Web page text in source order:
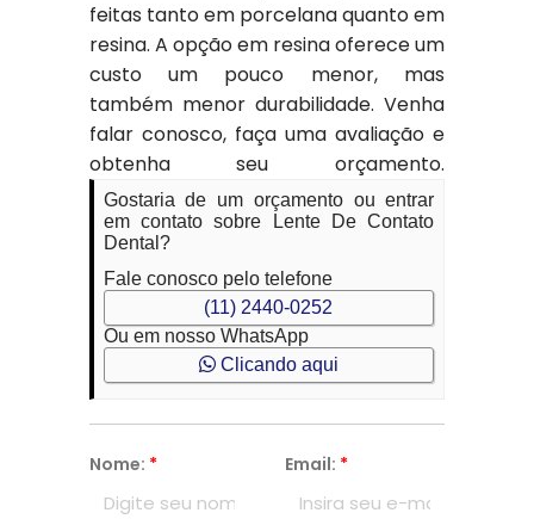
feitas tanto em porcelana quanto em
resina. A opção em resina oferece um
custo um pouco menor, mas
também menor durabilidade. Venha
falar conosco, faça uma avaliação e
obtenha seu orçamento.
Gostaria de um orçamento ou entrar
em contato sobre Lente De Contato
Dental?
Fale conosco pelo telefone
(11) 2440-0252
Ou em nosso WhatsApp
Clicando aqui
Nome: * Email: *